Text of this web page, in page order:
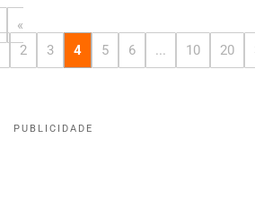
«
2 3 4 5 6 ... 10 20
PUBLICIDADE